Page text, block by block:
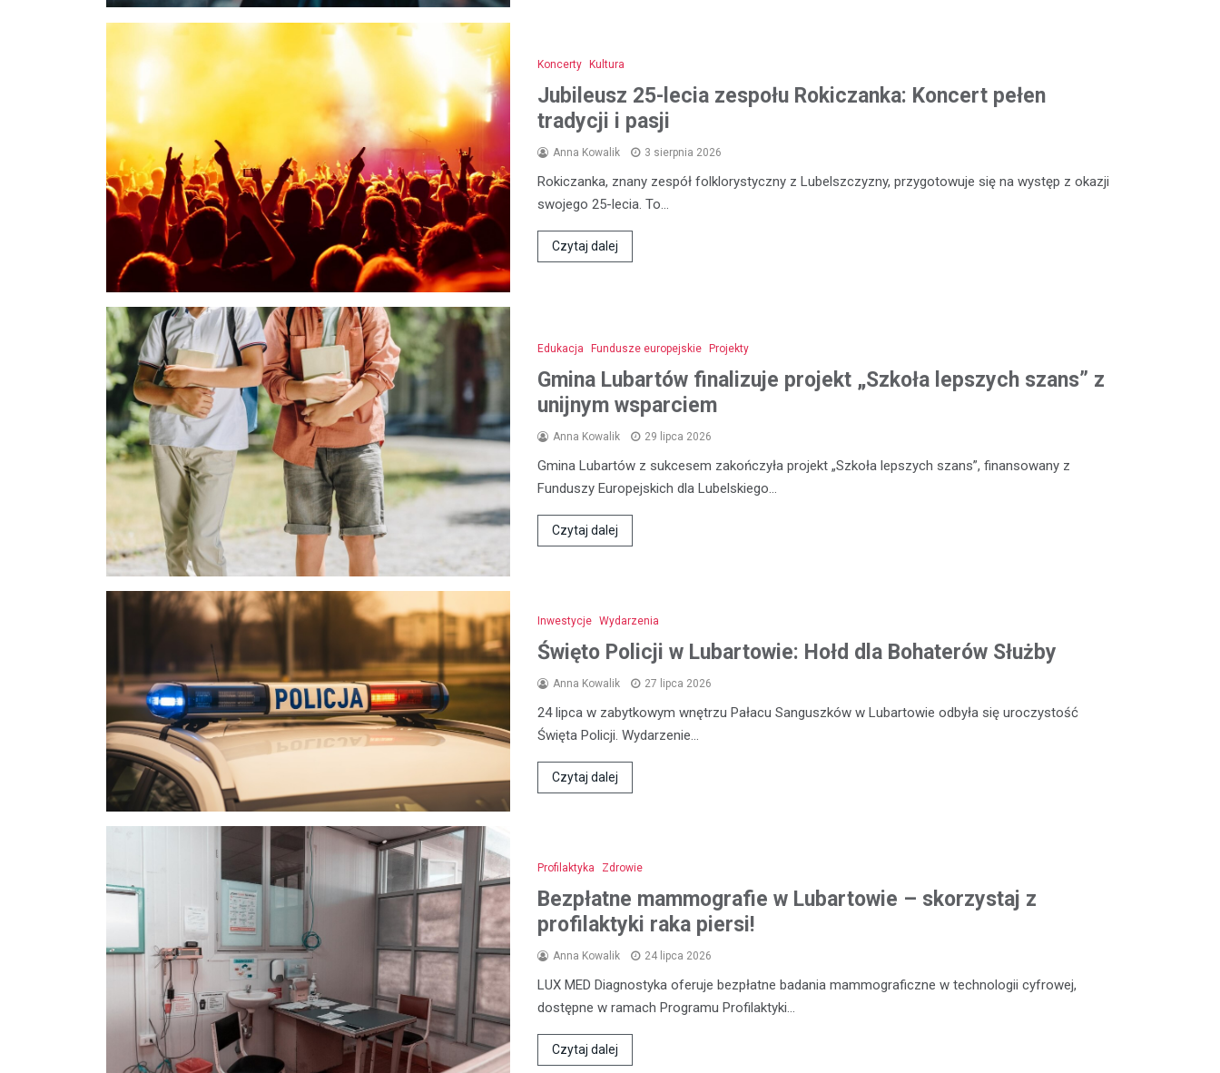
Koncerty Kultura
Jubileusz 25-lecia zespołu Rokiczanka: Koncert pełen
tradycji i pasji
Anna Kowalik 3 sierpnia 2026
Rokiczanka, znany zespół folklorystyczny z Lubelszczyzny, przygotowuje się na występ z okazji
swojego 25-lecia. To…
Czytaj dalej
Edukacja Fundusze europejskie Projekty
Gmina Lubartów finalizuje projekt „Szkoła lepszych szans” z
unijnym wsparciem
Anna Kowalik 29 lipca 2026
Gmina Lubartów z sukcesem zakończyła projekt „Szkoła lepszych szans”, finansowany z
Funduszy Europejskich dla Lubelskiego…
Czytaj dalej
Inwestycje Wydarzenia
Święto Policji w Lubartowie: Hołd dla Bohaterów Służby
Anna Kowalik 27 lipca 2026
24 lipca w zabytkowym wnętrzu Pałacu Sanguszków w Lubartowie odbyła się uroczystość
Święta Policji. Wydarzenie…
Czytaj dalej
Profilaktyka Zdrowie
Bezpłatne mammografie w Lubartowie – skorzystaj z
profilaktyki raka piersi!
Anna Kowalik 24 lipca 2026
LUX MED Diagnostyka oferuje bezpłatne badania mammograficzne w technologii cyfrowej,
dostępne w ramach Programu Profilaktyki…
Czytaj dalej